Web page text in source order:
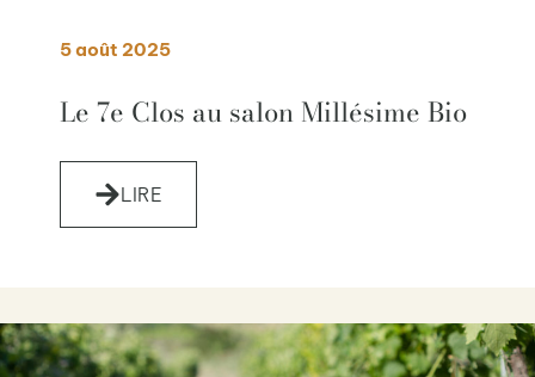
5 août 2025
Le 7e Clos au salon Millésime Bio
LIRE